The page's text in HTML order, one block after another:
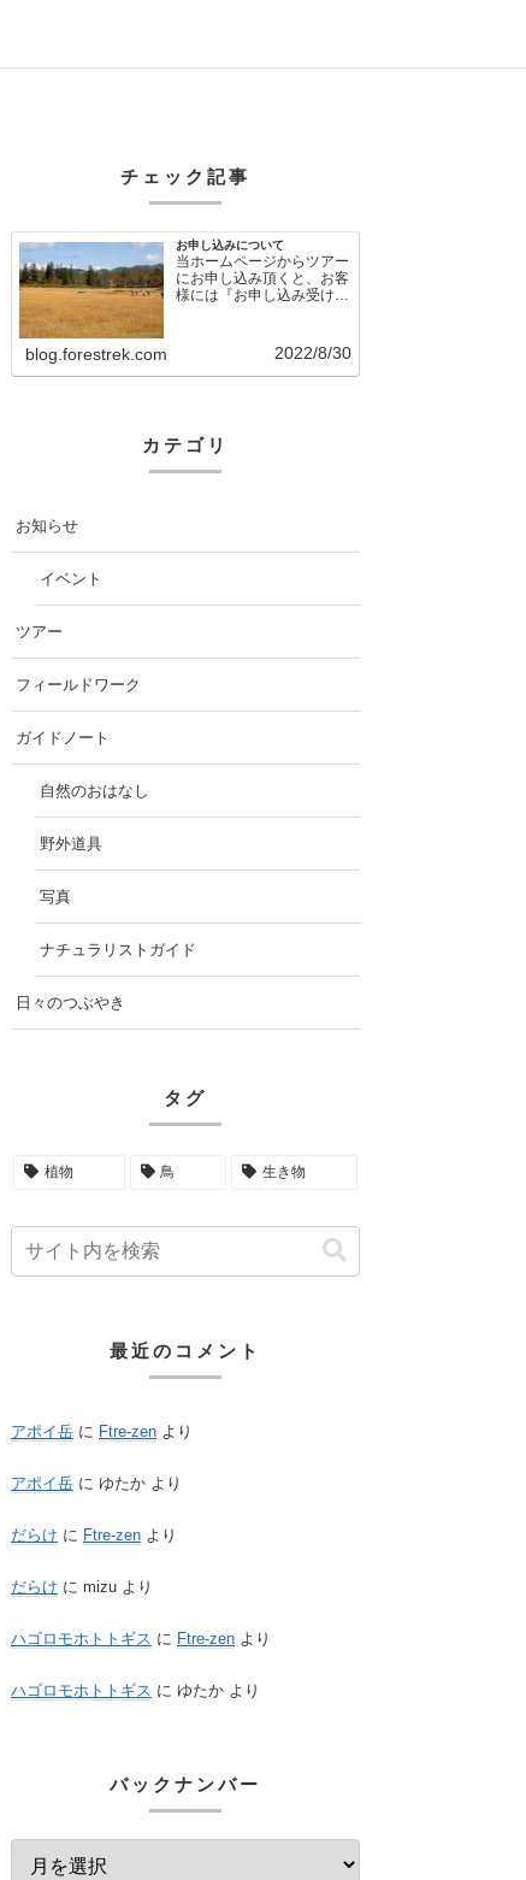
チェック記事
お申し込みについて
当ホームページからツアー
にお申し込み頂くと、お客
様には『お申し込み受け付
blog.forestrek.com 2022/8/30
カテゴリ
お知らせ
イベント
ツアー
フィールドワーク
ガイドノート
自然のおはなし
野外道具
写真
ナチュラリストガイド
日々のつぶやき
タグ
植物 鳥 生き物
最近のコメント
アポイ岳 に Ftre-zen より
アポイ岳 に ゆたか より
だらけ に Ftre-zen より
だらけ に mizu より
ハゴロモホトトギス に Ftre-zen より
ハゴロモホトトギス に ゆたか より
バックナンバー